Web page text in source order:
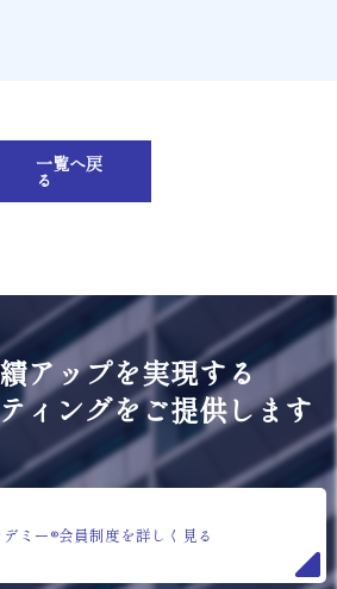
一覧へ戻
る
アップを実現する
ィングをご提供します
ミー®会員制度を詳しく見る